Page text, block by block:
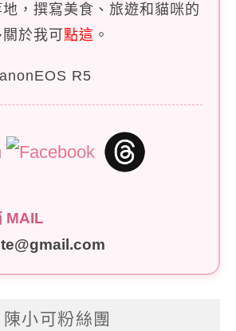
，撰寫美食、旅遊和貓咪的
於我可點這 。
R5
MAIL
陳小可粉絲團